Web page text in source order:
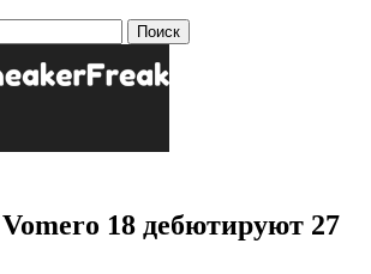
18 дебютируют 27